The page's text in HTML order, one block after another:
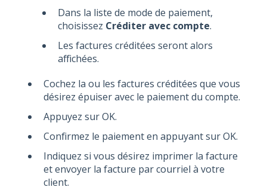
Dans la liste de mode de paiement,
choisissez Créditer avec compte.
Les factures créditées seront alors
affichées.
Cochez la ou les factures créditées que vous
désirez épuiser avec le paiement du compte.
Appuyez sur OK.
Confirmez le paiement en appuyant sur OK.
Indiquez si vous désirez imprimer la facture
et envoyer la facture par courriel à votre
client.